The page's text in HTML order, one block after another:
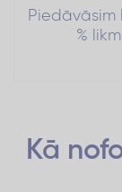
Piedāvāsim
%
Kā